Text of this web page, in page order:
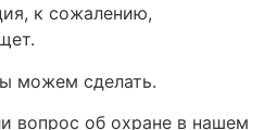
к сожалению,
можем сделать.
вопрос об охране в нашем